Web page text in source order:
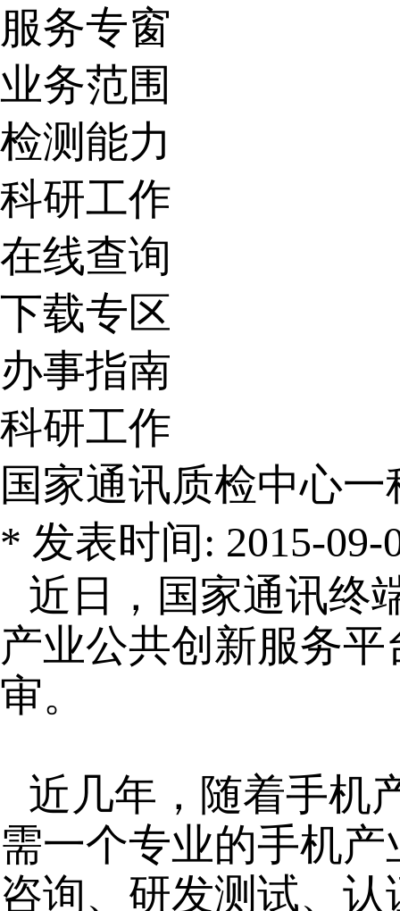
服务专窗
业务范围
检测能力
科研工作
在线查询
下载专区
办事指南
科研工作
国家通讯质检中心
* 发表时间: 2015-09-
近日，国家通讯终
产业公共创新服务
审。
近几年，随着手机
需一个专业的手机
咨询、研发测试、